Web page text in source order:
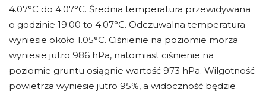
4.07°C do 4.07°C. Średnia temperatura przewidywana
o godzinie 19:00 to 4.07°C. Odczuwalna temperatura
wyniesie około 1.05°C. Ciśnienie na poziomie morza
wyniesie jutro 986 hPa, natomiast ciśnienie na
poziomie gruntu osiągnie wartość 973 hPa. Wilgotność
powietrza wyniesie jutro 95%, a widoczność będzie